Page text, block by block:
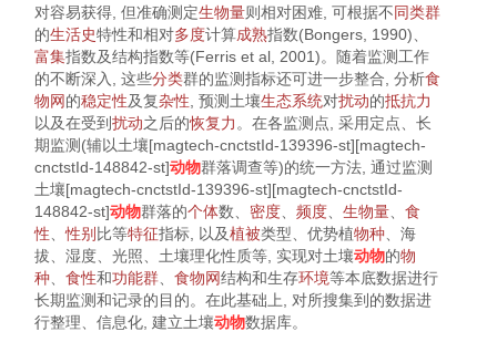
对容易获得, 但准确测定生物量则相对困难, 可根据不同类群
的生活史特性和相对多度计算成熟指数(Bongers, 1990)、
富集指数及结构指数等(Ferris et al, 2001)。随着监测工作
的不断深入, 这些分类群的监测指标还可进一步整合, 分析食
物网的稳定性及复杂性 , 预测土壤生态系统对扰动的抵抗力
以及在受到 扰动之后的恢复力 。在各监测点, 采用定点、长
期监测(辅以土壤[magtech-cnctstId-139396-st][magtech-
cnctstId-148842-st]动物群落调查等)的统一方法, 通过监测
土壤[magtech-cnctstId-139396-st][magtech-cnctstId-
148842-st]动物群落的个体数、 密度 频度 生物量
食
性 、性别 比等特征指标, 以及植被类型、优势植物种 、海
拔、湿度、光照、土壤理化性质等, 实现对土壤动物的物
种
食性和功能群 食物网结构和生存环境等本底数据进行
长期监测和记录的目的。在此基础上, 对所搜集到的数据进
行整理、信息化, 建立土壤动物数据库。